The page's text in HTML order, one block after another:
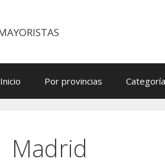
Inicio Por provincias
Madrid